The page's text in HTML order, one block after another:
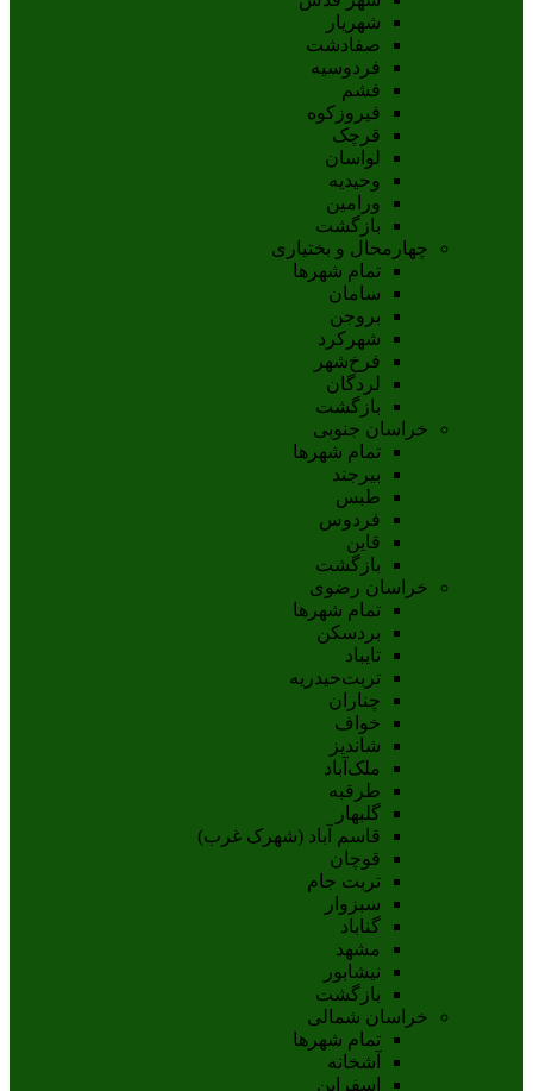
شهریار
صفادشت
فردوسیه
فشم
فیروزکوه
قرچک
لواسان
وحیدیه
ورامین
بازگشت
چهارمحال و بختیاری
تمام شهر‌ها
سامان
بروجن
شهرکرد
فرخ‌شهر
لردگان
بازگشت
خراسان جنوبی
تمام شهر‌ها
بيرجند
طبس
فردوس
قاين
بازگشت
خراسان رضوی
تمام شهر‌ها
بردسکن
تایباد
تربت‌حیدریه
چناران
خواف
شاندیز
ملک‌آباد
طرقبه
گلبهار
قاسم آباد (شهرک غرب)
قوچان
تربت جام
سبزوار
گناباد
مشهد
نيشابور
بازگشت
خراسان شمالی
تمام شهر‌ها
آشخانه
اسفراين